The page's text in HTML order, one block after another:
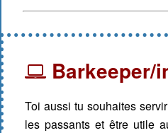
Barkeeper/
Toi aussi tu souhaites
les passants et être utile